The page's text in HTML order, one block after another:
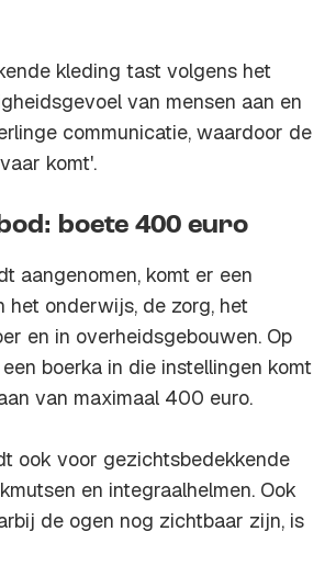
kleding tast volgens het
van mensen aan en
communicatie, waardoor de
komt'.
boete 400 euro
aangenomen, komt er een
het onderwijs, de zorg, het
en in overheidsgebouwen. Op
boerka in die instellingen komt
van maximaal 400 euro.
ook voor gezichtsbedekkende
en integraalhelmen. Ook
de ogen nog zichtbaar zijn, is